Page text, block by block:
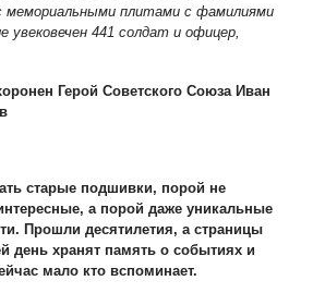
мемориальными плитами с фамилиями
увековечен 441 солдат и офицер,
Герой Советского Союза Иван
старые подшивки, порой не
а порой даже уникальные
Прошли десятилетия, а страницы
день хранят память о событиях и
мало кто вспоминает.